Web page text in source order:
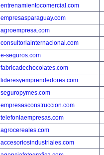
entrenamientocomercial.com
empresasparaguay.com
agroempresa.com
consultoriainternacional.com
e-seguros.com
fabricadechocolates.com
lideresyemprendedores.com
seguropymes.com
empresasconstruccion.com
telefoniaempresas.com
agrocereales.com
accesoriosindustriales.com